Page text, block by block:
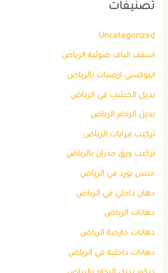
تصنيفات
Uncategorized
اسقف الياف ضوئية الرياض
ايبوكسي ارضيات بالرياض
بديل الخشب في الرياض
بديل الرخام الرياض
تركيب مرايات الرياض
تركيب ورق جدران بالرياض
جبس بورد في الرياض
دهان داخلي في الرياض
دهانات الرياض
دهانات خارجية الرياض
دهانات داخلية في الرياض